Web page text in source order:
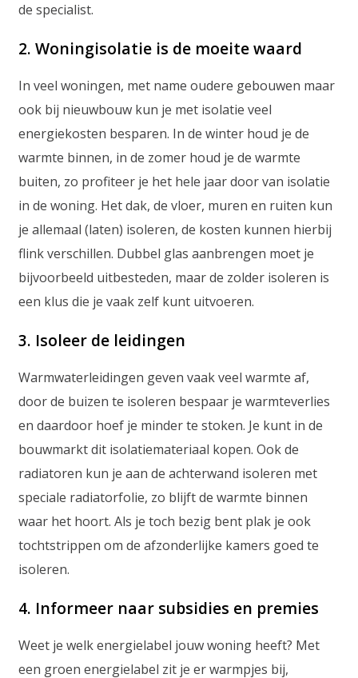
de specialist.
2. Woningisolatie is de moeite waard
In veel woningen, met name oudere gebouwen maar
ook bij nieuwbouw kun je met isolatie veel
energiekosten besparen. In de winter houd je de
warmte binnen, in de zomer houd je de warmte
buiten, zo profiteer je het hele jaar door van isolatie
in de woning. Het dak, de vloer, muren en ruiten kun
je allemaal (laten) isoleren, de kosten kunnen hierbij
flink verschillen. Dubbel glas aanbrengen moet je
bijvoorbeeld uitbesteden, maar de zolder isoleren is
een klus die je vaak zelf kunt uitvoeren.
3. Isoleer de leidingen
Warmwaterleidingen geven vaak veel warmte af,
door de buizen te isoleren bespaar je warmteverlies
en daardoor hoef je minder te stoken. Je kunt in de
bouwmarkt dit isolatiemateriaal kopen. Ook de
radiatoren kun je aan de achterwand isoleren met
speciale radiatorfolie, zo blijft de warmte binnen
waar het hoort. Als je toch bezig bent plak je ook
tochtstrippen om de afzonderlijke kamers goed te
isoleren.
4. Informeer naar subsidies en premies
Weet je welk energielabel jouw woning heeft? Met
een groen energielabel zit je er warmpjes bij,